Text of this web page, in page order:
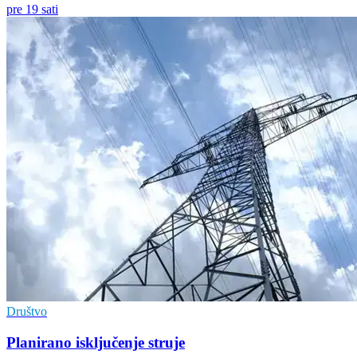
pre 19 sati
Društvo
Planirano isključenje struje